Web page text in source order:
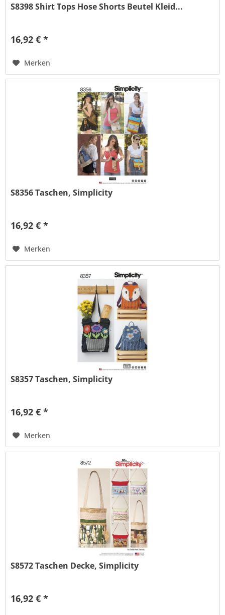
S8398 Shirt Tops Hose Shorts Beutel Kleid...
16,92 € *
Merken
S8356 Taschen, Simplicity
16,92 € *
Merken
S8357 Taschen, Simplicity
16,92 € *
Merken
S8572 Taschen Decke, Simplicity
16,92 € *